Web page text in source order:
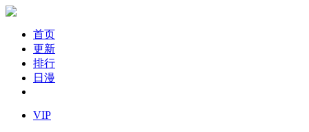
首页
更新
排行
日漫
VIP